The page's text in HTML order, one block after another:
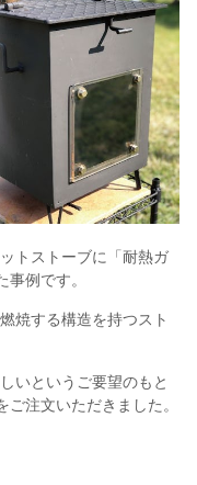
トストーブに「耐熱ガ
例です。
焼する構造を持つスト
いというご要望のもと
注文いただきました。